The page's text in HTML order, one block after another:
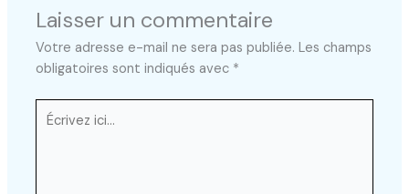
Laisser un commentaire
Votre adresse e-mail ne sera pas publiée. Les champs
obligatoires sont indiqués avec *
Écrivez
ici…